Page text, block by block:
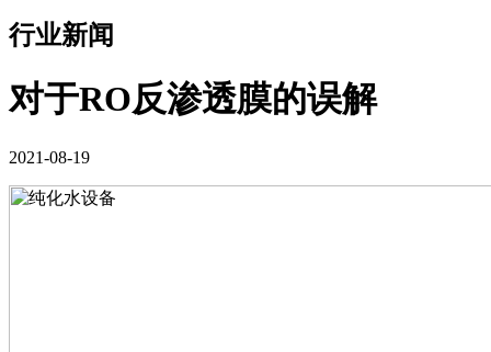
行业新闻
对于RO反渗透膜的误解
2021-08-19